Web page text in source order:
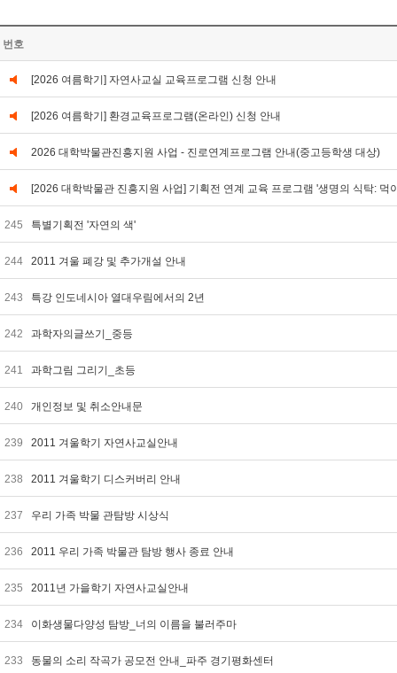
번호
[2026 여름학기] 자연사교실 교육프로그램 신청 안내
[2026 여름학기] 환경교육프로그램(온라인) 신청 안내
2026 대학박물관진흥지원 사업 - 진로연계프로그램 안내(중고등학생 대상)
[2026 대학박물관 진흥지원 사업] 기획전 연계 교육 프로그램 '생명의 식탁: 먹
245 특별기획전 '자연의 색'
244 2011 겨울 폐강 및 추가개설 안내
243 특강 인도네시아 열대우림에서의 2년
242 과학자의글쓰기_중등
241 과학그림 그리기_초등
240 개인정보 및 취소안내문
239 2011 겨울학기 자연사교실안내
238 2011 겨울학기 디스커버리 안내
237 우리 가족 박물 관탐방 시상식
236 2011 우리 가족 박물관 탐방 행사 종료 안내
235 2011년 가을학기 자연사교실안내
234 이화생물다양성 탐방_너의 이름을 불러주마
233 동물의 소리 작곡가 공모전 안내_파주 경기평화센터